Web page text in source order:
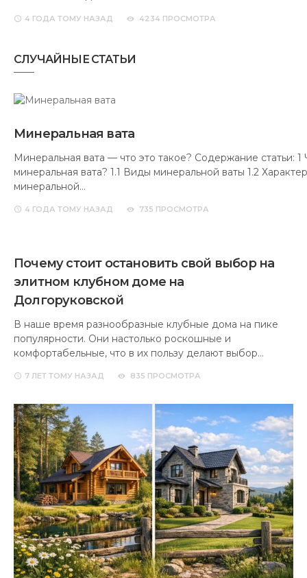
4 ГОДА ТОМУ НАЗАД 4234 ПРОСМОТРА
СЛУЧАЙНЫЕ СТАТЬИ
Минеральная вата
Минеральная вата — что это такое? Содержание статьи: 1
минеральная вата? 1.1 Виды минеральной ваты 1.2
минеральной…
4 ГОДА ТОМУ НАЗАД 735 ПРОСМОТРА
Почему стоит остановить свой выбор на
элитном клубном доме на
Долгоруковской
В наше время разнообразные клубные дома на пике
популярности. Они настолько роскошные и
комфортабельные, что в их пользу делают выбор…
7 ЛЕТ ТОМУ НАЗАД 835 ПРОСМОТРА